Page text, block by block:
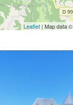
Leaflet | Map data ©